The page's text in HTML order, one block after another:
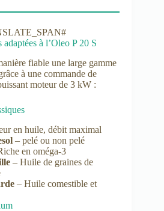
à l’Oleo P 20 S
fiable une large gamme
à une commande de
moteur de 3 kW :
en huile, débit maximal
– pelé ou non pelé
en oméga-3
– Huile de graines de
– Huile comestible et